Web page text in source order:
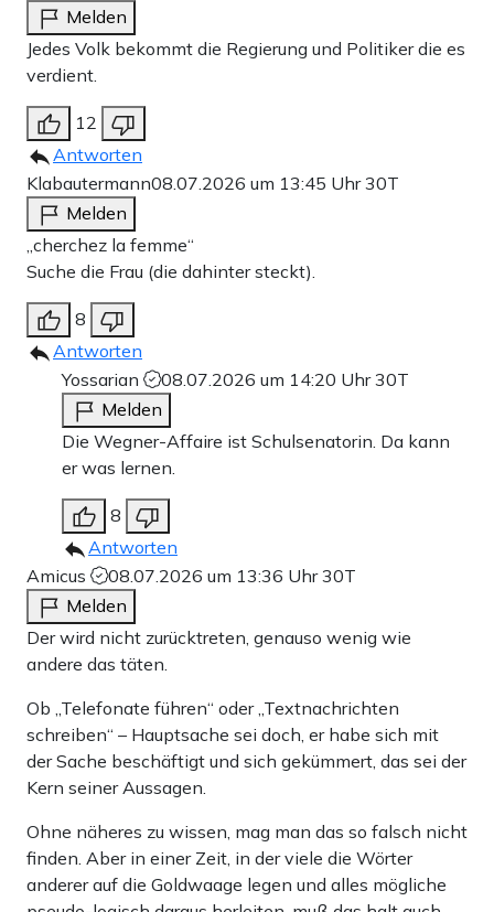
Melden
Jedes Volk bekommt die Regierung und Politiker die es
verdient.
12
Antworten
Klabautermann08.07.2026 um 13:45 Uhr30T
Melden
„cherchez la femme“
Suche die Frau (die dahinter steckt).
8
Antworten
Yossarian
08.07.2026 um 14:20 Uhr30T
Melden
Die Wegner-Affaire ist Schulsenatorin. Da kann
er was lernen.
8
Antworten
Amicus
08.07.2026 um 13:36 Uhr30T
Melden
Der wird nicht zurücktreten, genauso wenig wie
andere das täten.
Ob „Telefonate führen“ oder „Textnachrichten
schreiben“ – Hauptsache sei doch, er habe sich mit
der Sache beschäftigt und sich gekümmert, das sei der
Kern seiner Aussagen.
Ohne näheres zu wissen, mag man das so falsch nicht
finden. Aber in einer Zeit, in der viele die Wörter
anderer auf die Goldwaage legen und alles mögliche